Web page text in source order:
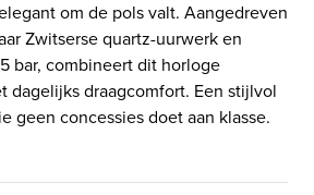
om de pols valt. Aangedreven
Zwitserse quartz-uurwerk en
bar, combineert dit horloge
dagelijks draagcomfort. Een stijlvol
geen concessies doet aan klasse.